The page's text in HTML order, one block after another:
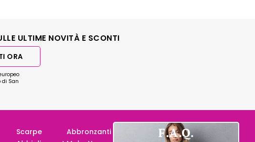
ULTIME NOVITÀ E SCONTI
di San
ORA
Scarpe
Abbronzanti
F.A.Q.